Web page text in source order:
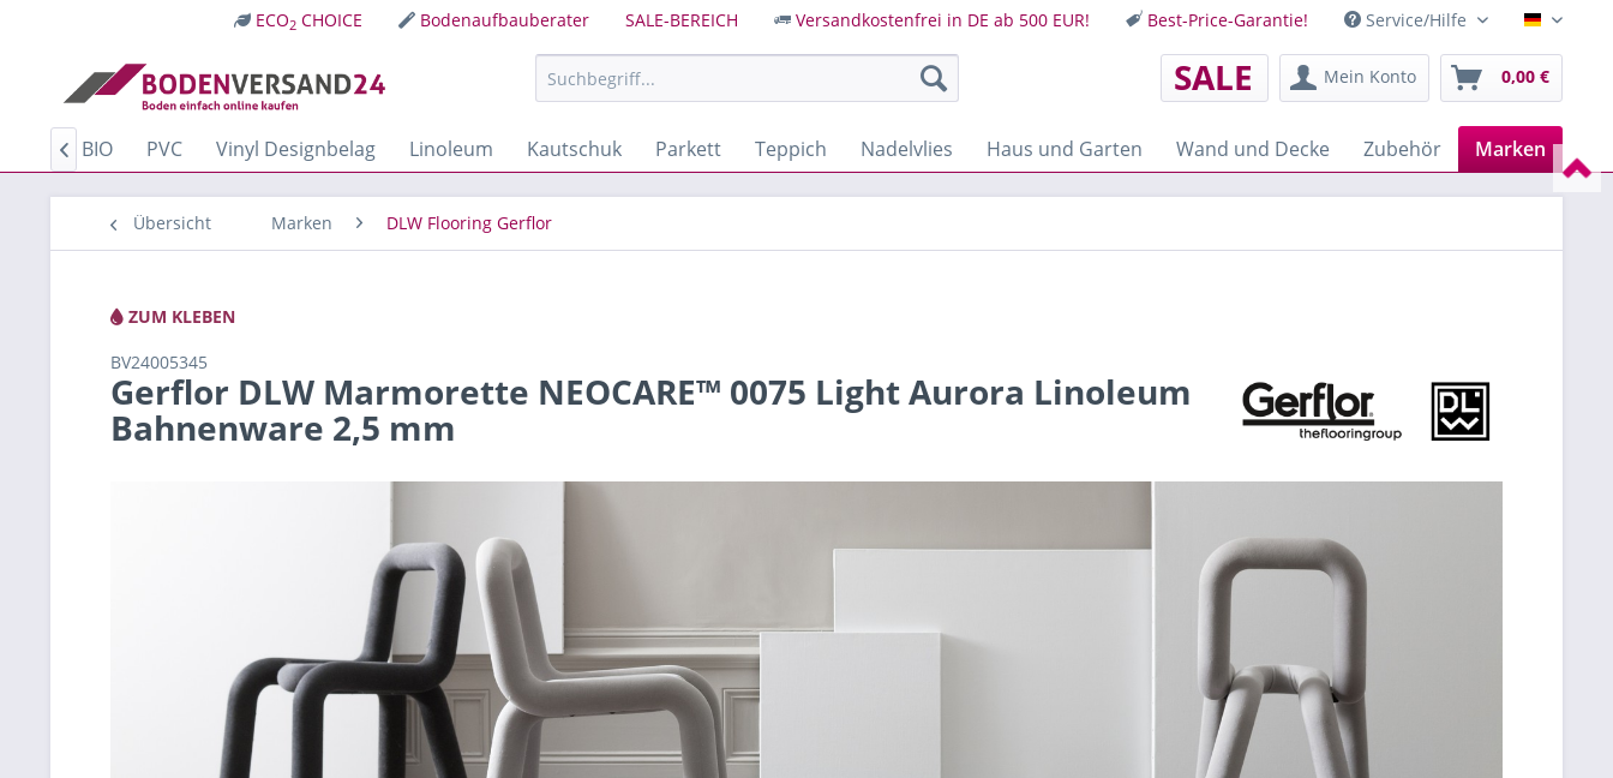
ECO2 CHOICE Bodenaufbauberater SALE-BEREICH Versandkostenfrei in DE ab 500 EUR! Best-Price-Garantie! Service/Hilfe Deutsch
SALE Mein Konto 0,00 €
BIO PVC Vinyl Designbelag Linoleum Kautschuk Parkett Teppich Nadelvlies Haus und Garten Wand und Decke Zubehör Marken

Übersicht Marken DLW Flooring Gerflor
ZUM KLEBEN
BV24005345
Gerflor DLW Marmorette NEOCARE™ 0075 Light Aurora Linoleum
Bahnenware 2,5 mm